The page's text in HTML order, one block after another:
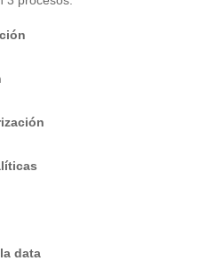
data